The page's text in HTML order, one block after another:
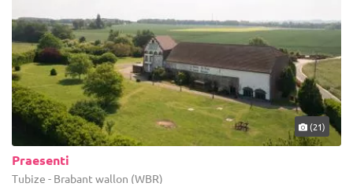
(21)
Praesenti
Tubize - Brabant wallon (WBR)